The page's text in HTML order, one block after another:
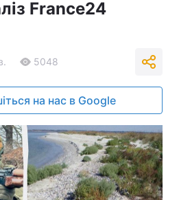
France24
5048
на нас в Google